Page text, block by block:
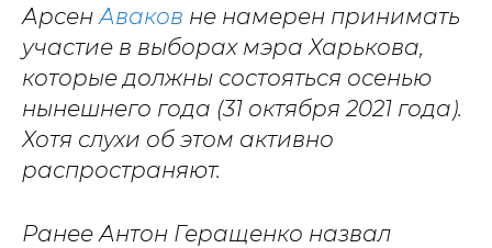
Арсен Аваков не намерен принимать
участие в выборах мэра Харькова,
которые должны состояться осенью
нынешнего года (31 октября 2021 года).
Хотя слухи об этом активно
распространяют.
Ранее Антон Геращенко назвал